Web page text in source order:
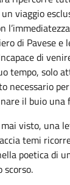
viaggio
di Pavese e
di
tempo, solo
necessario
il buio una
visto, una
temi
poetica di